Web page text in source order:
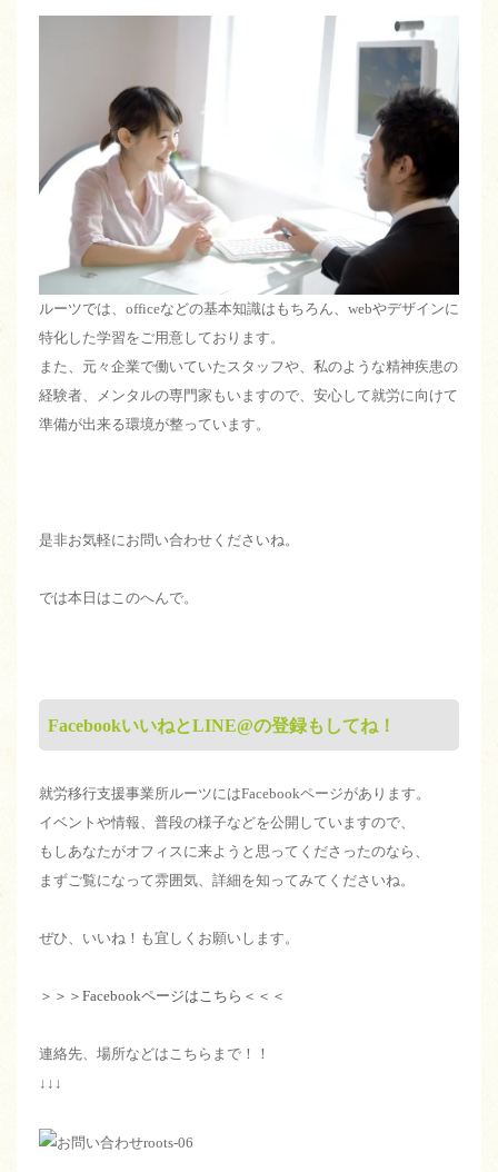
ルーツでは、officeなどの基本知識はもちろん、webやデザインに
特化した学習をご用意しております。
また、元々企業で働いていたスタッフや、私のような精神疾患の
経験者、メンタルの専門家もいますので、安心して就労に向けて
準備が出来る環境が整っています。
是非お気軽にお問い合わせくださいね。
では本日はこのへんで。
FacebookいいねとLINE@の登録もしてね！
就労移行支援事業所ルーツにはFacebookページがあります。
イベントや情報、普段の様子などを公開していますので、
もしあなたがオフィスに来ようと思ってくださったのなら、
まずご覧になって雰囲気、詳細を知ってみてくださいね。
ぜひ、いいね！も宜しくお願いします。
＞＞＞Facebookページはこちら＜＜＜
連絡先、場所などはこちらまで！！
↓↓↓